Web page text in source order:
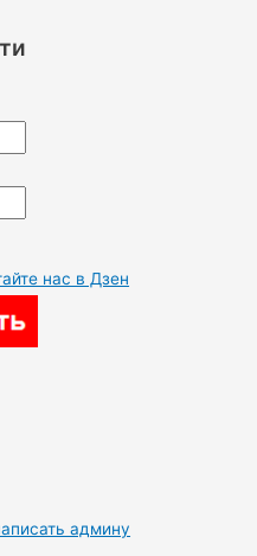
нас в Дзен
админу